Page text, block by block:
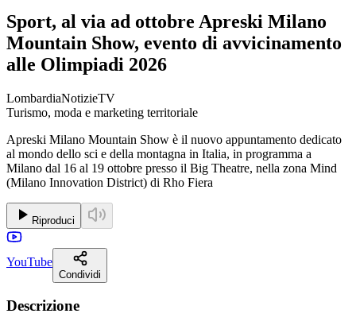
Sport, al via ad ottobre Apreski Milano
Mountain Show, evento di avvicinamento
alle Olimpiadi 2026
LombardiaNotizieTV
Turismo, moda e marketing territoriale
Apreski Milano Mountain Show è il nuovo appuntamento dedicato
al mondo dello sci e della montagna in Italia, in programma a
Milano dal 16 al 19 ottobre presso il Big Theatre, nella zona Mind
(Milano Innovation District) di Rho Fiera
Riproduci
YouTube
Condividi
Descrizione